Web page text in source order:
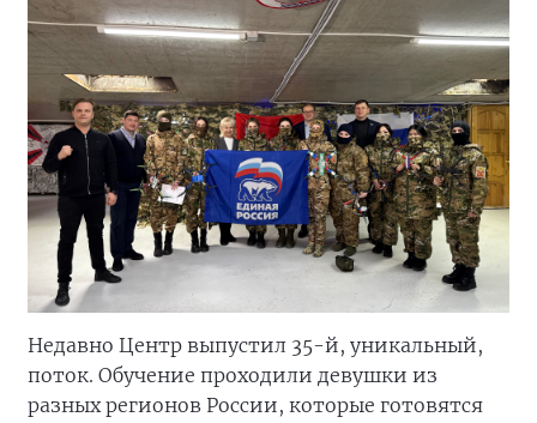
Недавно Центр выпустил 35-й, уникальный,
поток. Обучение проходили девушки из
разных регионов России, которые готовятся